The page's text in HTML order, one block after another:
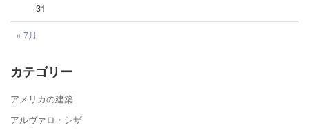
« 7月
31
カテゴリー
アメリカの建築
アルヴァロ・シザ